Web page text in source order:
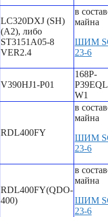
LC320DXJ (SH)
(A2), либо
ST3151A05-8
VER2.4
в
майна
ШИМ
23-6
V390HJ1-P01
168P-
W1
RDL400FY
в
майна
ШИМ
23-6
RDL400FY(QDO-
400)
в
майна
ШИМ
23-6